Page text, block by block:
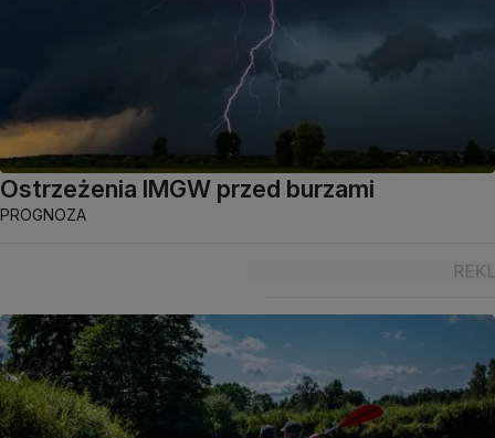
Ostrzeżenia IMGW przed burzami
PROGNOZA